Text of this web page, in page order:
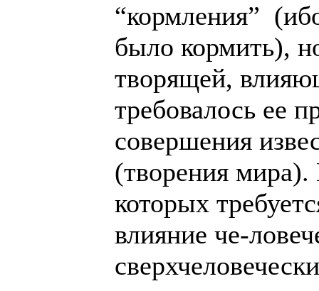
“кормления”
было кормить),
творящей,
требовалось ее
совершения
(творения мира).
которых
влияние че-